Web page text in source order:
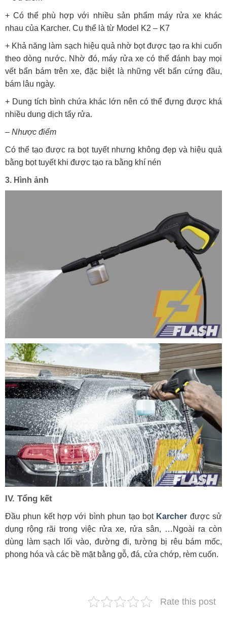
+ Có thể phù hợp với nhiều sản phẩm máy rửa xe khác
nhau của Karcher. Cụ thể là từ Model K2 – K7
+ Khả năng làm sạch hiệu quả nhờ bọt được tạo ra khi cuốn
theo dòng nước. Nhờ đó, máy rửa xe có thể đánh bay mọi
vết bẩn bám trên xe, đặc biệt là những vết bẩn cứng đầu,
bám lâu ngày.
+ Dung tích bình chứa khác lớn nên có thể đựng được khá
nhiều dung dịch tẩy rửa.
– Nhược điểm
Có thể tạo được ra bọt tuyết nhưng không đẹp và hiệu quả
bằng bọt tuyết khi được tạo ra bằng khí nén
3. Hình ảnh
IV. Tổng kết
Đầu phun kết hợp với bình phun tạo bọt Karcher được sử
dụng rộng rãi trong việc rửa xe, rửa sân, …Ngoài ra còn
dùng làm sạch lối vào, đường đi, tường bị rêu bám mốc,
phong hóa và các bề mặt bằng gỗ, đá, cửa chớp, rèm cuốn.
Rate this post